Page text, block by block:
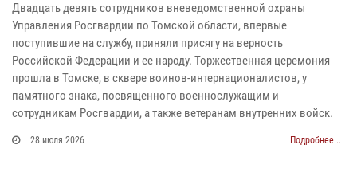
Двадцать девять сотрудников вневедомственной охраны
Управления Росгвардии по Томской области, впервые
поступившие на службу, приняли присягу на верность
Российской Федерации и ее народу. Торжественная церемония
прошла в Томске, в сквере воинов-интернационалистов, у
памятного знака, посвященного военнослужащим и
сотрудникам Росгвардии, а также ветеранам внутренних войск.
28 июля 2026 Подробнее...